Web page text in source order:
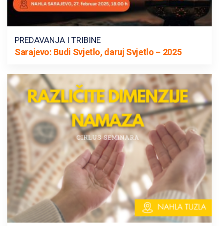
PREDAVANJA I TRIBINE
Sarajevo: Budi Svjetlo, daruj Svjetlo – 2025